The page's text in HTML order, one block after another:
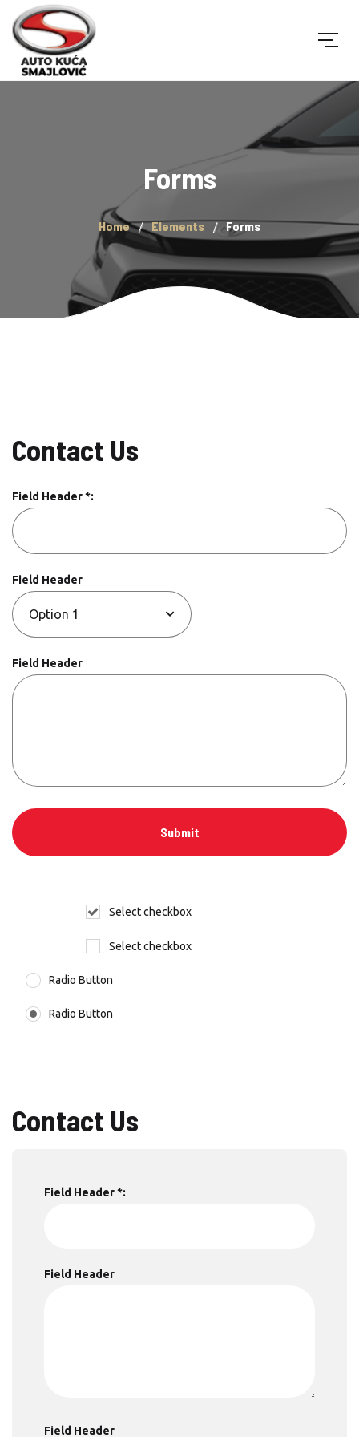
Forms
Home Elements Forms
Contact Us
Field Header *:
Field Header
Field Header
Select checkbox
Select checkbox
Radio Button
Radio Button
Contact Us
Field Header *:
Field Header
Field Header